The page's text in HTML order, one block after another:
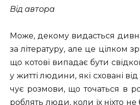
Від автора
Може, декому видасться
за літературу, але це цілком
що котові випадає бути
у житті людини, які сховані від
чує розмови, що точаться в
роблять люди, коли їх ніхто